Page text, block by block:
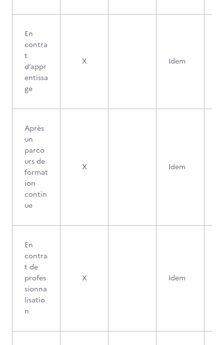
En
contra
t
d’appr
entissa
ge
X Idem
Après
un
parco
urs de
format
ion
contin
ue
X Idem
En
contra
t de
profes
sionna
lisatio
n
X Idem